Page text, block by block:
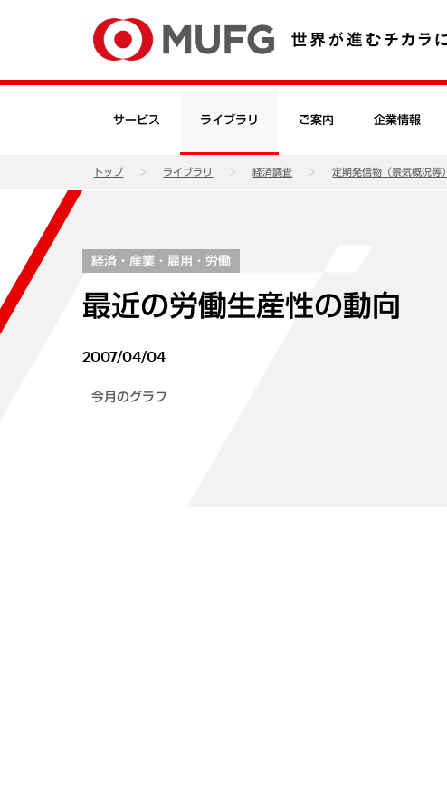
サービス ライブラリ ご案内 企業情報
トップ ライブラリ 経済調査 定期発信物（景気概況等）
経済・産業・雇用・労働
最近の労働生産性の動向
2007/04/04
今月のグラフ